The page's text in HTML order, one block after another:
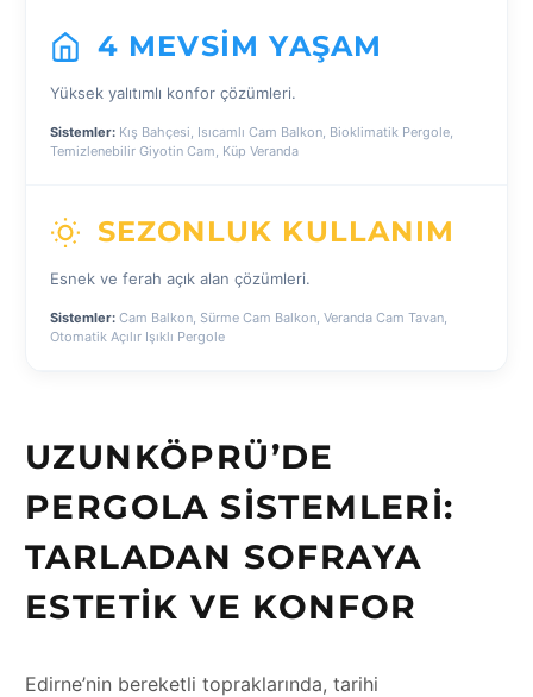
4 MEVSIM YAŞAM
Yüksek yalıtımlı konfor çözümleri.
Sistemler: Kış Bahçesi, Isıcamlı Cam Balkon, Bioklimatik Pergole,
Temizlenebilir Giyotin Cam, Küp Veranda
SEZONLUK KULLANIM
Esnek ve ferah açık alan çözümleri.
Sistemler: Cam Balkon, Sürme Cam Balkon, Veranda Cam Tavan,
Otomatik Açılır Işıklı Pergole
UZUNKÖPRÜ’DE
PERGOLA SISTEMLERI:
TARLADAN SOFRAYA
ESTETIK VE KONFOR
Edirne’nin bereketli topraklarında, tarihi